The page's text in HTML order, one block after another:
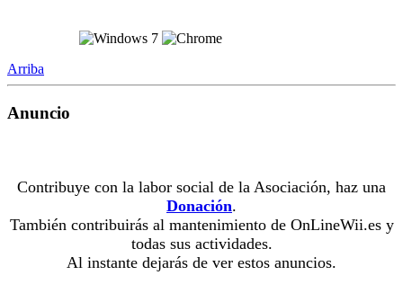
Arriba
Anuncio
Contribuye con la labor social de la Asociación, haz una
Donación.
También contribuirás al mantenimiento de OnLineWii.es y
todas sus actividades.
Al instante dejarás de ver estos anuncios.